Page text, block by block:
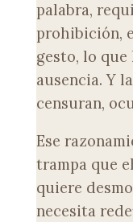
palabra,
prohibición,
gesto, lo que
ausencia. Y
censuran,
Ese
trampa que
quiere
necesita